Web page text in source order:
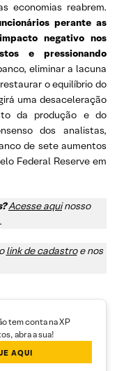
economias reabrem.
perante as
negativo nos
e pressionando
eliminar a lacuna
o equilíbrio do
uma desaceleração
da produção e do
dos analistas,
de sete aumentos
Federal Reserve em
Acesse aquinosso
link de cadastroe nos
tem conta na XP
abra a sua!
AQUI